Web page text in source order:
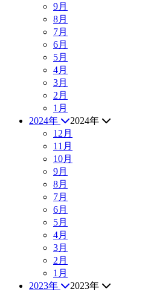
9月
8月
7月
6月
5月
4月
3月
2月
1月
2024年
2024年
12月
11月
10月
9月
8月
7月
6月
5月
4月
3月
2月
1月
2023年
2023年